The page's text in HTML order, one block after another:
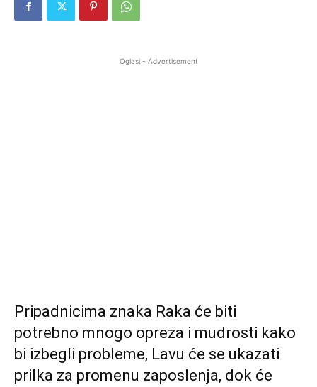
Oglasi - Advertisement
Pripadnicima znaka Raka će biti
potrebno mnogo opreza i mudrosti kako
bi izbegli probleme, Lavu će se ukazati
prilka za promenu zaposlenja, dok će